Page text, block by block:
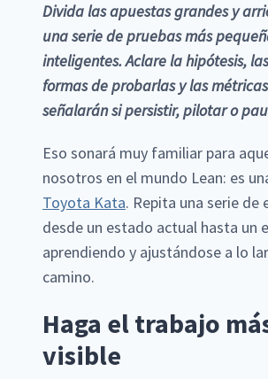
Divida las apuestas grandes y
una serie de pruebas más
inteligentes. Aclare la hipótesis,
formas de probarlas y las
señalarán si persistir, pilotar o
Eso sonará muy familiar para
nosotros en el mundo Lean: es
Toyota Kata. Repita una serie de
desde un estado actual hasta un
aprendiendo y ajustándose a lo
camino.
Haga el trabajo
visible